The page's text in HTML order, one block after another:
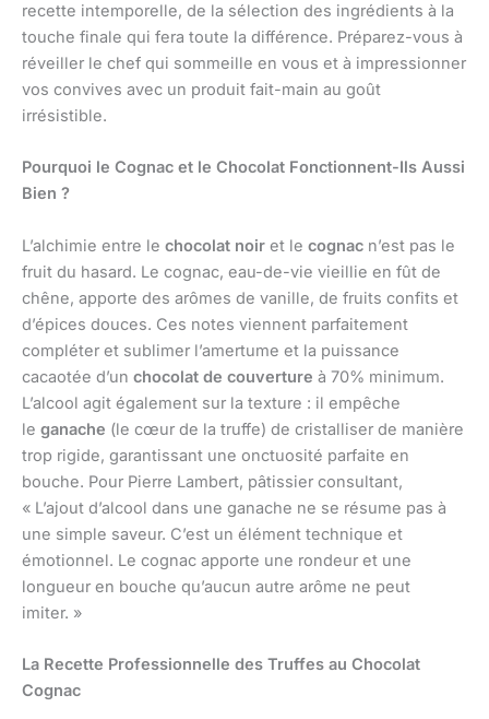
recette intemporelle, de la sélection des ingrédients à la
touche finale qui fera toute la différence. Préparez-vous à
réveiller le chef qui sommeille en vous et à impressionner
vos convives avec un produit fait-main au goût
irrésistible.
Pourquoi le Cognac et le Chocolat Fonctionnent-Ils Aussi
Bien ?
L’alchimie entre le chocolat noir et le cognac n’est pas le
fruit du hasard. Le cognac, eau-de-vie vieillie en fût de
chêne, apporte des arômes de vanille, de fruits confits et
d’épices douces. Ces notes viennent parfaitement
compléter et sublimer l’amertume et la puissance
cacaotée d’un chocolat de couverture à 70% minimum.
L’alcool agit également sur la texture : il empêche
le ganache (le cœur de la truffe) de cristalliser de manière
trop rigide, garantissant une onctuosité parfaite en
bouche. Pour Pierre Lambert, pâtissier consultant,
« L’ajout d’alcool dans une ganache ne se résume pas à
une simple saveur. C’est un élément technique et
émotionnel. Le cognac apporte une rondeur et une
longueur en bouche qu’aucun autre arôme ne peut
imiter. »
La Recette Professionnelle des Truffes au Chocolat
Cognac